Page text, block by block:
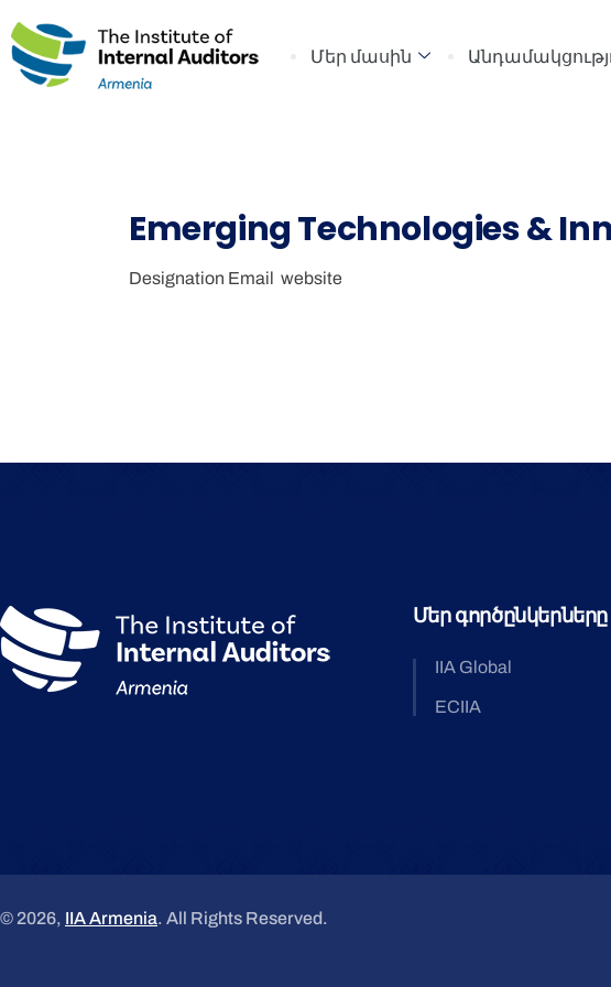
Մեր մասին
Emerging Technologies &
Designation Email website
Մեր գործընկերները
IIA Global
ECIIA
© 2026, IIA Armenia. All Rights Reserved.